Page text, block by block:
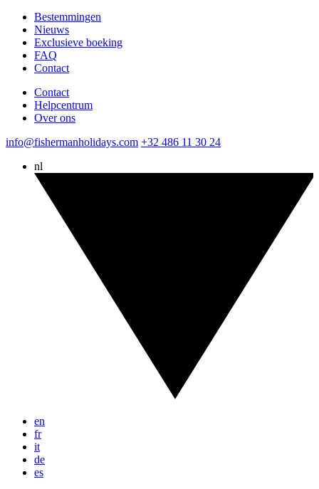
Bestemmingen
Nieuws
Exclusieve boeking
FAQ
Contact
Contact
Helpcentrum
Over ons
info@fishermanholidays.com +32 486 11 30 24
nl
en
fr
it
de
es